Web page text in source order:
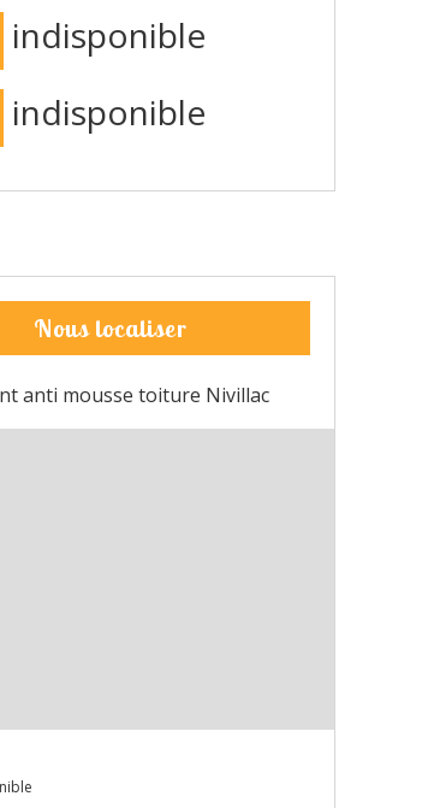
indisponible
indisponible
Nous localiser
anti mousse toiture Nivillac